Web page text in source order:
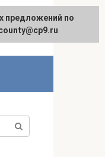
предложений по